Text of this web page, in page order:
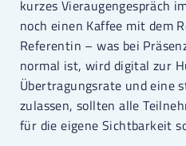
kurzes Vieraugengespräch
noch einen Kaffee mit dem
Referentin – was bei
normal ist, wird digital zur
Übertragungsrate und eine
zulassen, sollten alle
für die eigene Sichtbarkeit